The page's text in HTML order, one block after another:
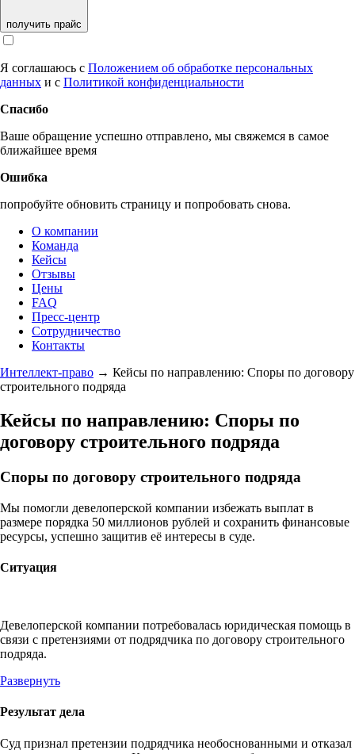
получить прайс
Я соглашаюсь с Положением об обработке персональных
данных и с Политикой конфиденциальности
Спасибо
Ваше обращение успешно отправлено, мы свяжемся в самое
ближайшее время
Ошибка
попробуйте обновить страницу и попробовать снова.
О компании
Команда
Кейсы
Отзывы
Цены
FAQ
Пресс-центр
Сотрудничество
Контакты
Интеллект-право → Кейсы по направлению: Споры по договору
строительного подряда
Кейсы по направлению: Споры по
договору строительного подряда
Споры по договору строительного подряда
Мы помогли девелоперской компании избежать выплат в
размере порядка 50 миллионов рублей и сохранить финансовые
ресурсы, успешно защитив её интересы в суде.
Ситуация
Девелоперской компании потребовалась юридическая помощь в
связи с претензиями от подрядчика по договору строительного
подряда.
Развернуть
Результат дела
Суд признал претензии подрядчика необоснованными и отказал